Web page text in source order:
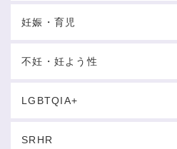
妊娠・育児
不妊・妊よう性
LGBTQIA+
SRHR